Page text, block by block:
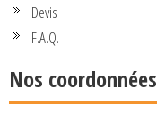
Devis
F.A.Q.
Nos coordonnées